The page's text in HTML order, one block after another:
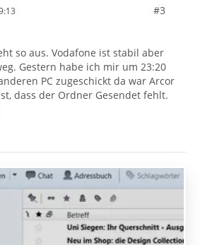
#3
so aus. Vodafone ist stabil aber
Gestern habe ich mir um 23:20
PC zugeschickt da war Arcor
dass der Ordner Gesendet fehlt.